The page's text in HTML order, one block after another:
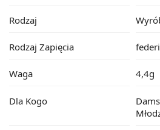
Rodzaj
Rodzaj Zapięcia
Waga 4,4g
Dla Kogo